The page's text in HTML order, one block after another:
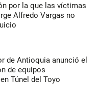
por la que las víctimas
Alfredo Vargas no
de Antioquia anunció el
de equipos
Túnel del Toyo